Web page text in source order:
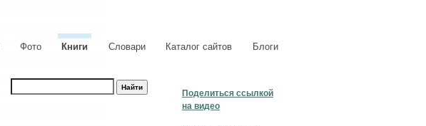
Фото Книги Словари Каталог сайтов Блоги
Поделиться ссылкой
на видео